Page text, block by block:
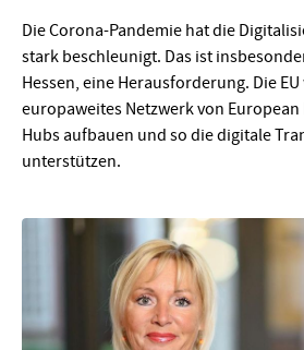
Die Corona-Pandemie hat die
stark beschleunigt. Das ist
Hessen, eine Herausforderung. Die
europaweites Netzwerk von
Hubs aufbauen und so die digitale
unterstützen.